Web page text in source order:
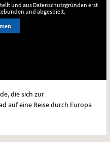
und aus Datenschutzgründen erst
und abgespielt.
die sich zur
auf eine Reise durch Europa